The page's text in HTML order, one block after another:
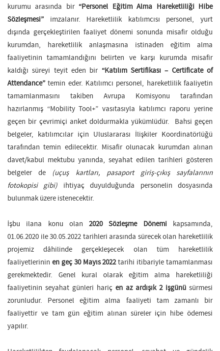
kurumu arasında bir “Personel Eğitim Alma Hareketliliği Hibe
Sözleşmesi”imzalanır. Hareketlilik katılımcısı personel, yurt
dışında gerçekleştirilen faaliyet dönemi sonunda misafir olduğu
kurumdan, hareketlilik anlaşmasına istinaden eğitim alma
faaliyetinin tamamlandığını belirten ve karşı kurumda misafir
kaldığı süreyi teyit eden bir “Katılım Sertifikası – Certificate of
Attendance”temin eder. Katılımcı personel, hareketlilik faaliyetin
tamamlanmasını takiben Avrupa Komisyonu tarafından
hazırlanmış “Mobility Tool+” vasıtasıyla katılımcı raporu yerine
geçen bir çevrimiçi anket doldurmakla yükümlüdür. Bahsi geçen
belgeler, katılımcılar için Uluslararası İlişkiler Koordinatörlüğü
tarafından temin edilecektir. Misafir olunacak kurumdan alınan
davet/kabul mektubu yanında, seyahat edilen tarihleri gösteren
belgeler de (uçuş kartları, pasaport giriş-çıkış sayfalarının
fotokopisi gibi) ihtiyaç duyulduğunda personelin dosyasında
bulunmak üzere istenecektir.
İşbu ilana konu olan2020 Sözleşme Dönemikapsamında,
01.06.2020 ile 30.05.2022 tarihleri arasında sürecek olan hareketlilik
projemiz dâhilinde gerçekleşecek olan tüm hareketlilik
faaliyetlerinin en geç 30 Mayıs 2022tarihi itibariyle tamamlanması
gerekmektedir. Genel kural olarak eğitim alma hareketliliği
faaliyetinin seyahat günleri hariç en az ardışık 2 işgünü sürmesi
zorunludur. Personel eğitim alma faaliyeti tam zamanlı bir
faaliyettir ve tam gün eğitim alınan süreler için hibe ödemesi
yapılır.